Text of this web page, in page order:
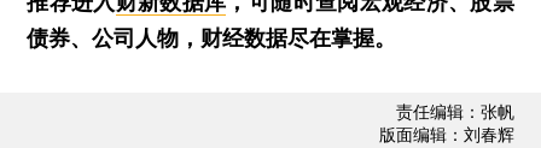
债券、公司人物，财经数据尽在掌握。
责任编辑：张帆
版面编辑：刘春辉